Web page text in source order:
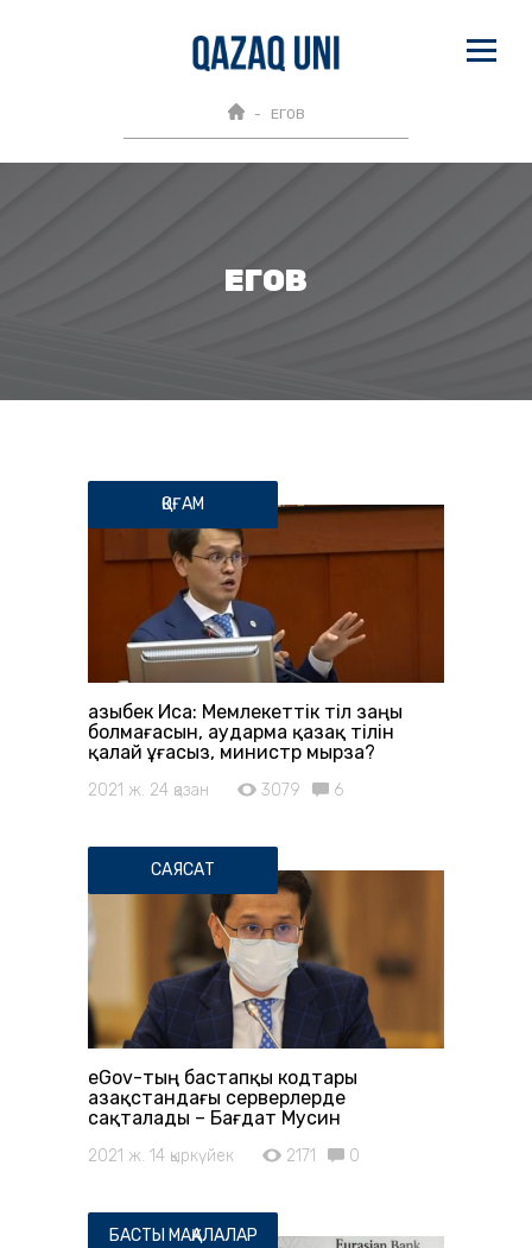
ЕГОВ
ЕГОВ
ҚОҒАМ
Қазыбек Иса: Мемлекеттік тіл заңы
болмағасын, аударма қазақ тілін
қалай ұғасыз, министр мырза?
2021 ж. 24 қазан 3079 6
САЯСАТ
eGov-тың бастапқы кодтары
Қазақстандағы серверлерде
сақталады – Бағдат Мусин
2021 ж. 14 қыркүйек 2171 0
БАСТЫ МАҚАЛАЛАР